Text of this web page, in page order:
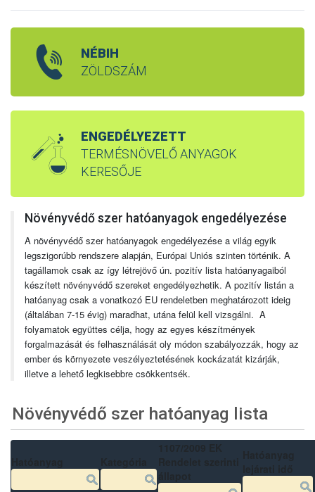
NÉBIH
ZÖLDSZÁM
ENGEDÉLYEZETT
TERMÉSNÖVELŐ ANYAGOK
KERESŐJE
Növényvédő szer hatóanyagok engedélyezése
A növényvédő szer hatóanyagok engedélyezése a világ egyik
legszigorúbb rendszere alapján, Európai Uniós szinten történik. A
tagállamok csak az így létrejövő ún. pozitív lista hatóanyagaiból
készített növényvédő szereket engedélyezhetik. A pozitív listán a
hatóanyag csak a vonatkozó EU rendeletben meghatározott ideig
(általában 7-15 évig) maradhat, utána felül kell vizsgálni. A
folyamatok együttes célja, hogy az egyes készítmények
forgalmazását és felhasználását oly módon szabályozzák, hogy az
ember és környezete veszélyeztetésének kockázatát kizárják,
illetve a lehető legkisebbre csökkentsék.
Növényvédő szer hatóanyag lista